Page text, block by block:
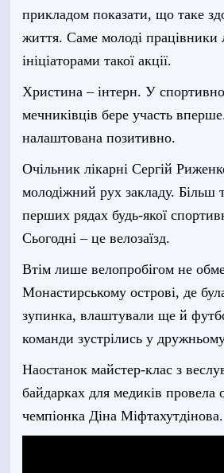
прикладом показати, що таке
життя. Саме молоді працівники
ініціаторами такої акції.
Христина – інтерн. У
мечниківців бере участь
налаштована позитивно.
Очільник лікарні Сергій
молодіжний рух закладу. Більш
перших рядах будь-якої
Сьогодні – це велозаїзд.
Втім лише велопробігом не
Монастирському острові, де
зупинка, влаштували ще й
команди зустрілись у
Наостанок майстер-клас з
байдарках для медиків провела
чемпіонка Діна Міфтахутдінова.